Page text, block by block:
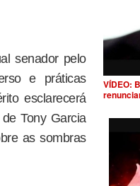
senador pelo
e práticas
esclarecerá
Tony Garcia
as sombras
VÍDEO: